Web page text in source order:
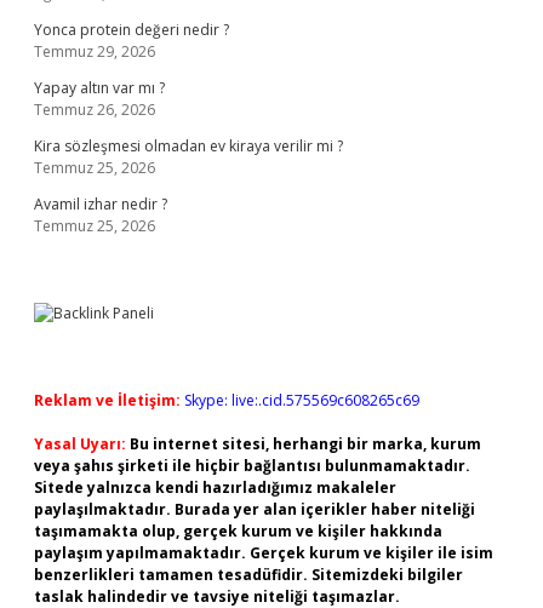
Yonca protein değeri nedir ?
Temmuz 29, 2026
Yapay altın var mı ?
Temmuz 26, 2026
Kira sözleşmesi olmadan ev kiraya verilir mi ?
Temmuz 25, 2026
Avamil izhar nedir ?
Temmuz 25, 2026
Reklam ve İletişim: Skype: live:.cid.575569c608265c69
Yasal Uyarı: Bu internet sitesi, herhangi bir marka, kurum
veya şahıs şirketi ile hiçbir bağlantısı bulunmamaktadır.
Sitede yalnızca kendi hazırladığımız makaleler
paylaşılmaktadır. Burada yer alan içerikler haber niteliği
taşımamakta olup, gerçek kurum ve kişiler hakkında
paylaşım yapılmamaktadır. Gerçek kurum ve kişiler ile isim
benzerlikleri tamamen tesadüfidir. Sitemizdeki bilgiler
taslak halindedir ve tavsiye niteliği taşımazlar.